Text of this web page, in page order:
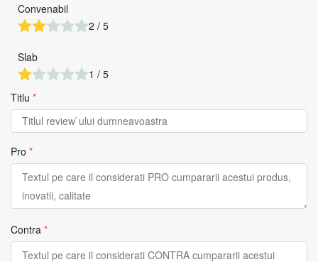
Convenabil
2 / 5
Slab
1 / 5
Titlu *
Pro *
Contra *